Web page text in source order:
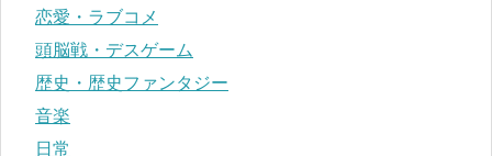
恋愛・ラブコメ
頭脳戦・デスゲーム
歴史・歴史ファンタジー
音楽
日常